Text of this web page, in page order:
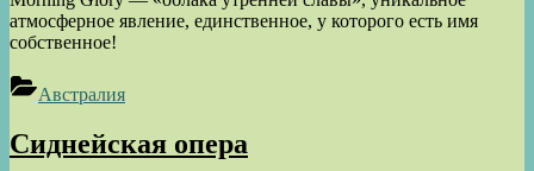
атмосферное явление, единственное, у которого есть имя
собственное!
Австралия
Сиднейская опера